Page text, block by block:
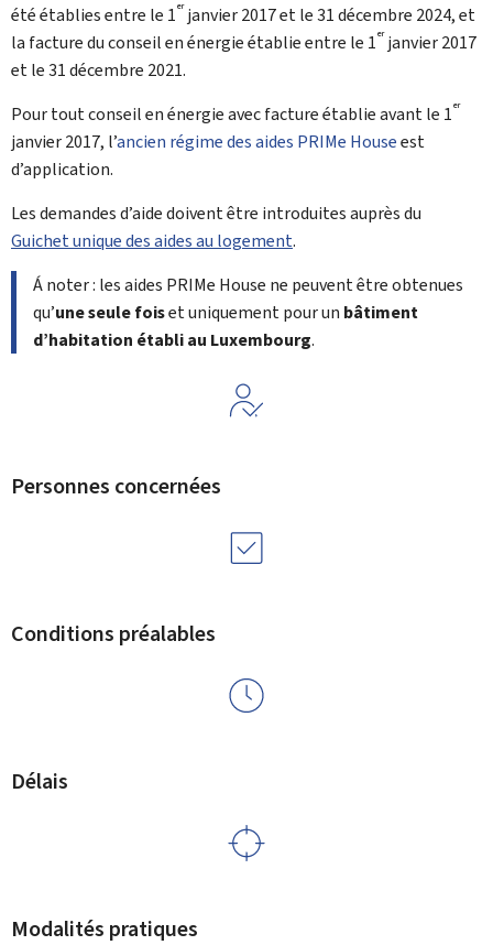
été établies entre le 1er janvier 2017 et le 31 décembre 2024, et
la facture du conseil en énergie établie entre le 1er janvier 2017
et le 31 décembre 2021.
Pour tout conseil en énergie avec facture établie avant le 1er
janvier 2017, l’ancien régime des aides PRIMe Houseest
d’application.
Les demandes d’aide doivent être introduites auprès du
Guichet unique des aides au logement.
Á noter : les aides PRIMe House ne peuvent être obtenues
qu’une seule foiset uniquement pour un bâtiment
d’habitation établi au Luxembourg.
Personnes concernées
Conditions préalables
Délais
Modalités pratiques